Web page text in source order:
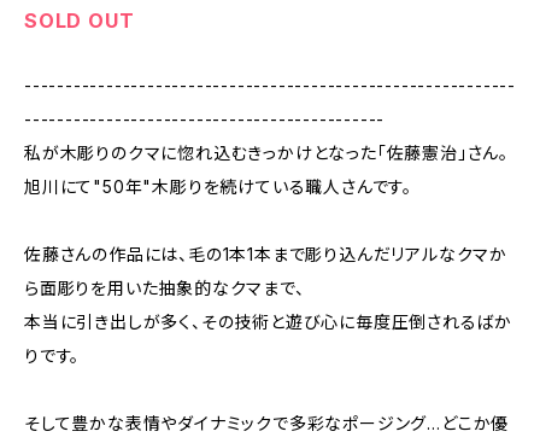
SOLD OUT
------------------------------------------------------------
--------------------------------------------
私が木彫りのクマに惚れ込むきっかけとなった「佐藤憲治」さん。
旭川にて"50年"木彫りを続けている職人さんです。
佐藤さんの作品には、毛の1本1本まで彫り込んだリアルなクマか
ら面彫りを用いた抽象的なクマまで、
本当に引き出しが多く、その技術と遊び心に毎度圧倒されるばか
りです。
そして豊かな表情やダイナミックで多彩なポージング…どこか優